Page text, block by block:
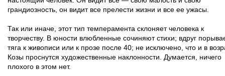
грандиозность, он видит все прелести жизни и все ее ужасы.
Так или иначе, этот тип темперамента склоняет человека к
творчеству. В юности влюбленные сочиняют стихи; вдруг
тяга к живописи или к прозе после 40; не исключено, что и в
Козы проснутся художественные наклонности. Думается, ничего
плохого в этом нет.